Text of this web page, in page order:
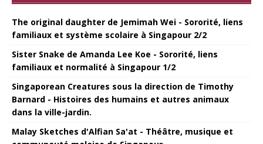
The original daughter de Jemimah Wei - Sororité, liens
familiaux et système scolaire à Singapour 2/2
Sister Snake de Amanda Lee Koe - Sororité, liens
familiaux et normalité à Singapour 1/2
Singaporean Creatures sous la direction de Timothy
Barnard - Histoires des humains et autres animaux
dans la ville-jardin.
Malay Sketches d'Alfian Sa'at - Théâtre, musique et